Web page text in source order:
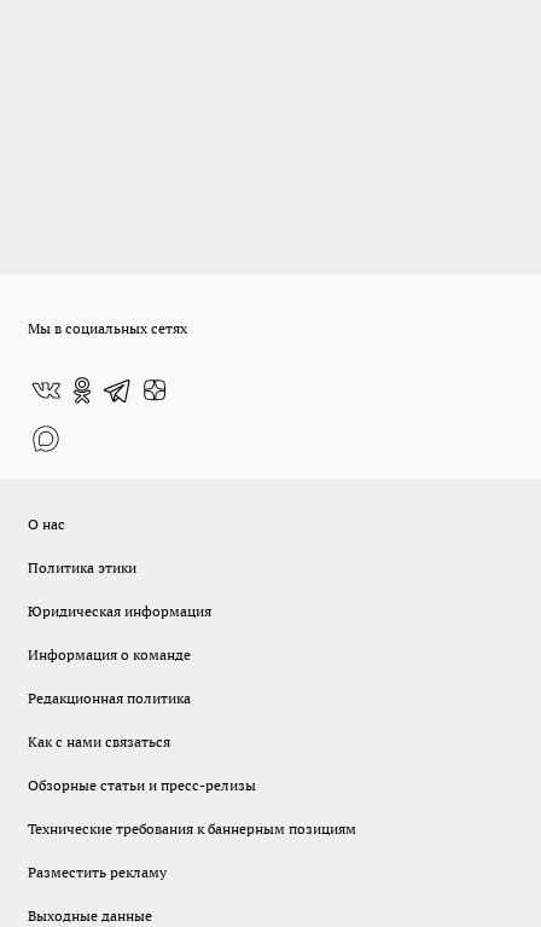
Мы в социальных сетях
О нас
Политика этики
Юридическая информация
Информация о команде
Редакционная политика
Как с нами связаться
Обзорные статьи и пресс-релизы
Технические требования к баннерным позициям
Разместить рекламу
Выходные данные